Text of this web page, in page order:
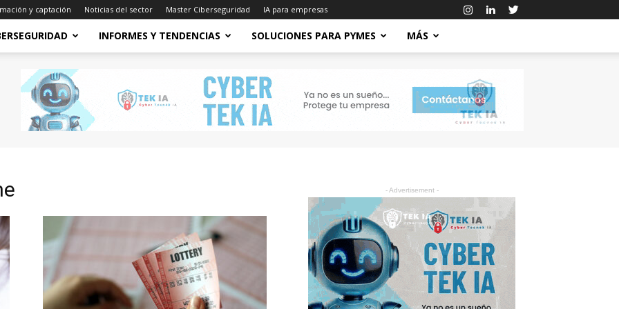
y captación Noticias del sector Master Ciberseguridad IA para empresas
INFORMES Y TENDENCIAS SOLUCIONES PARA PYMES MÁS
- Advertisement -